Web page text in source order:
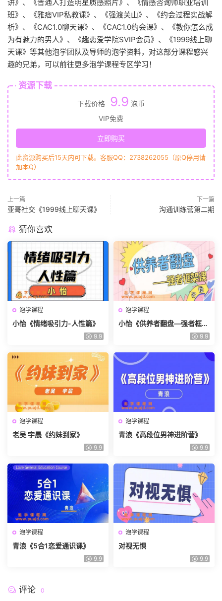
讲》、《普通人打造明星质感照片》、《情感咨询师职业培训
班》、《雅痞VIP私教课》、《强渡关山》、《约会过程实战解
析》、《CAC1.0聊天课》、《CAC1.0约会课》、《教你怎么成
为有魅力的男人》、《趣恋爱学院SVIP会员》、《1999线上聊
天课》等其他泡学团队及导师的泡学资料，对这部分课程感兴
趣的兄弟，可以前往更多泡学课程专区学习！
资源下载
下载价格 9.9 泡币
VIP免费
立即购买
此资源购买后15天内可下载。客服QQ：2738262055（原Q停用请
加本Q）
上一篇
亚哥社交《1999线上聊天课》
下一篇
沟通训练营第二期
猜你喜欢
泡学课程
小怡《情绪吸引力-人性篇》
9.9
泡学课程
小怡《供养者翻盘—强者框架
9.9
泡学课程
老吴 宇晨《约妹到家》
9.9
泡学课程
青浪《高段位男神进阶营》
9.9
泡学课程
青浪《5合1恋爱通识课》
9.9
泡学课程
对视无惧
9.9
评论 0